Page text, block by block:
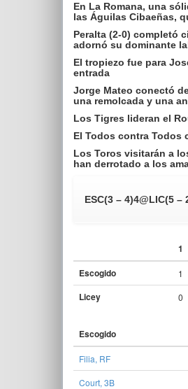
En La Romana, una
las Águilas Cibaeñas,
Peralta (2-0) completó
adornó su dominante
El tropiezo fue para
entrada
Jorge Mateo conectó
una remolcada y una
Los Tigres lideran el
El Todos contra Todos
Los Toros visitarán a
han derrotado a los
ESC(3 – 4)4@LIC(5 –
1
Escogido
1
Licey 0
Escogido
Filia, RF
Court, 3B